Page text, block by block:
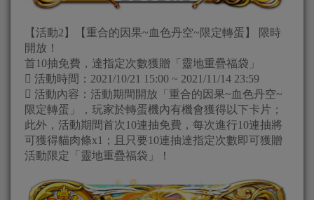
【活動2】【重合的因果~血色丹空~限定轉蛋】 限時
開放！
首10抽免費，達指定次數獲贈「靈地重疊福袋」
 活動時間：2021/10/21 15:00 ~ 2021/11/14 23:59
 活動內容：活動期間開放「重合的因果~血色丹空~
限定轉蛋」，玩家於轉蛋機內有機會獲得以下卡片；
此外，活動期間首次10連抽免費，每次進行10連抽將
可獲得貓肉條x1；且只要10連抽達指定次數即可獲贈
活動限定「靈地重疊福袋」！